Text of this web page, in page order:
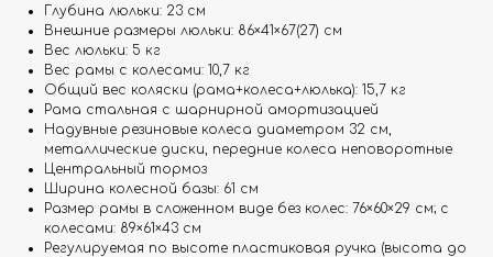
Глубина люльки: 23 см
Внешние размеры люльки: 86×41×67(27) см
Вес люльки: 5 кг
Вес рамы с колесами: 10,7 кг
Общий вес коляски (рама+колеса+люлька): 15,7 кг
Рама стальная с шарнирной амортизацией
Надувные резиновые колеса диаметром 32 см,
металлические диски, передние колеса неповоротные
Центральный тормоз
Ширина колесной базы: 61 см
Размер рамы в сложенном виде без колес: 76×60×29 см; с
колесами: 89×61×43 см
Регулируемая по высоте пластиковая ручка (высота до